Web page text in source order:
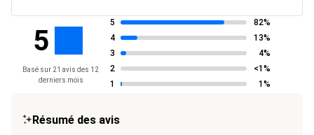
5
Basé sur 21 avis des 12
derniers mois
5
82%
4
13%
3
4%
2
<1%
1
1%
Résumé des avis